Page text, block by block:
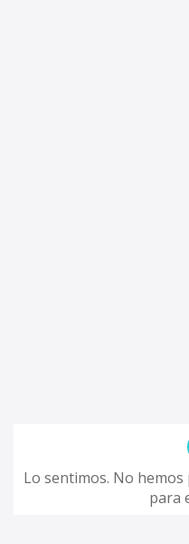
Lo sentimos. No
para